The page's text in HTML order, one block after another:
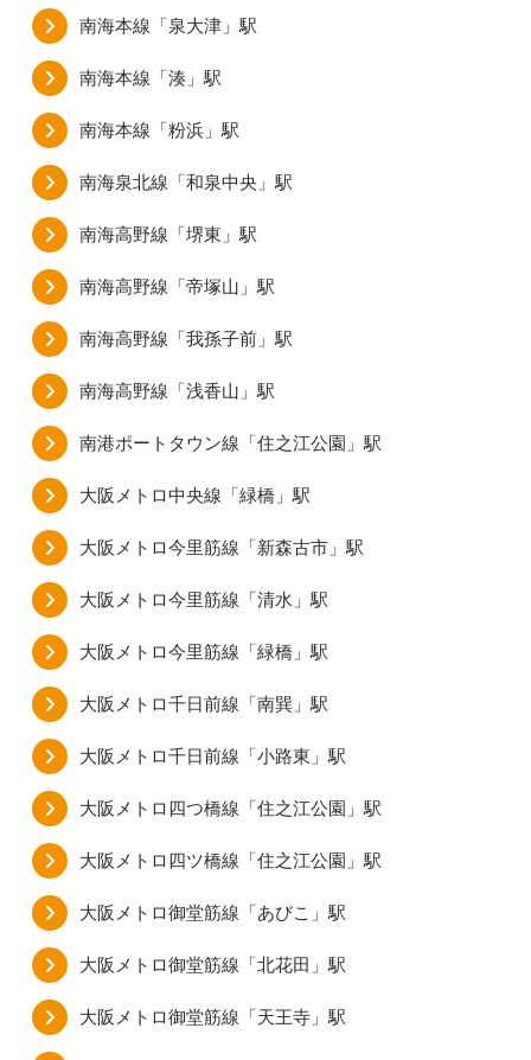
南海本線「泉大津」駅
南海本線「湊」駅
南海本線「粉浜」駅
南海泉北線「和泉中央」駅
南海高野線「堺東」駅
南海高野線「帝塚山」駅
南海高野線「我孫子前」駅
南海高野線「浅香山」駅
南港ポートタウン線「住之江公園」駅
大阪メトロ中央線「緑橋」駅
大阪メトロ今里筋線「新森古市」駅
大阪メトロ今里筋線「清水」駅
大阪メトロ今里筋線「緑橋」駅
大阪メトロ千日前線「南巽」駅
大阪メトロ千日前線「小路東」駅
大阪メトロ四つ橋線「住之江公園」駅
大阪メトロ四ツ橋線「住之江公園」駅
大阪メトロ御堂筋線「あびこ」駅
大阪メトロ御堂筋線「北花田」駅
大阪メトロ御堂筋線「天王寺」駅